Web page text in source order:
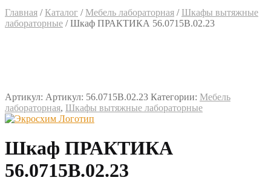
Главная / Каталог / Мебель лабораторная / Шкафы вытяжные
лабораторные /Шкаф ПРАКТИКА 56.0715В.02.23
Артикул: Артикул: 56.0715В.02.23 Категории: Мебель
лабораторная, Шкафы вытяжные лабораторные
Шкаф ПРАКТИКА
56.0715В.02.23